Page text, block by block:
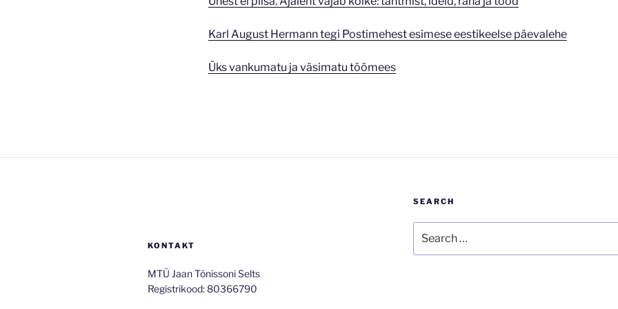
Karl August Hermann tegi Postimehest esimese eestikeelse päevalehe
Üks vankumatu ja väsimatu töömees
KONTAKT
MTÜ Jaan Tõnissoni Selts
Registrikood: 80366790
SEARCH
for: